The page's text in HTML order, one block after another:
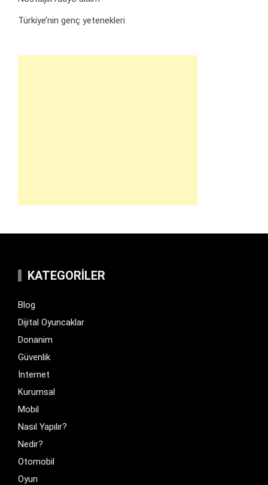
Türkiye’nin genç yetenekleri
KATEGORILER
Blog
Dijital Oyuncaklar
Donanim
Güvenlik
İnternet
Kurumsal
Mobil
Nasıl Yapılır?
Nedir?
Otomobil
Oyun